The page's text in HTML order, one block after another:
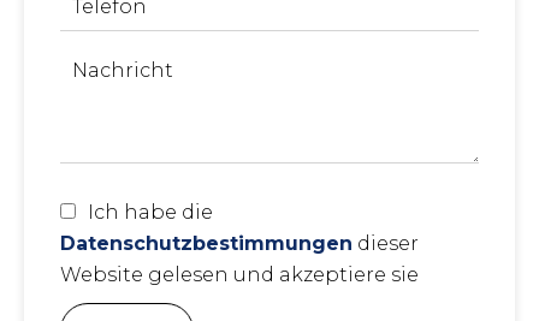
Ich habe die
Datenschutzbestimmungen dieser
Website gelesen und akzeptiere sie